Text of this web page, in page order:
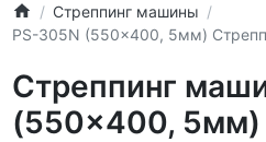
Стреппинг машины
PS-305N (550x400, 5мм)
Стреппинг
(550x400, 5мм)